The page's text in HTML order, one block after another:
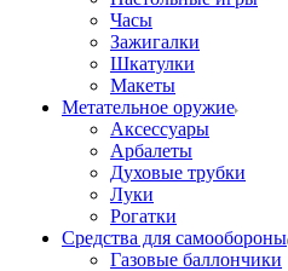
Часы
Зажигалки
Шкатулки
Макеты
Метательное оружие
Аксессуары
Арбалеты
Духовые трубки
Луки
Рогатки
Средства для самообороны
Газовые баллончики